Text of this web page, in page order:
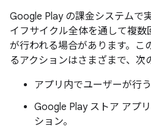
Google Play の課金システムで
イフサイクル全体を通して複
が行われる場合があります。こ
るアクションはさまざまで、次
アプリ内でユーザーが行う
Google Play ストア アプ
ション。